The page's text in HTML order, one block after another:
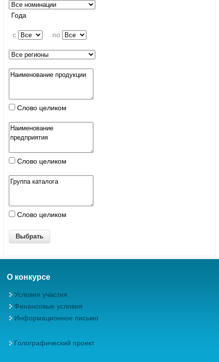
Года
c по
Слово целиком
Слово целиком
Слово целиком
О конкурсе
Условия участия
Финансовые условия
Информационное письмо
Голографический проект